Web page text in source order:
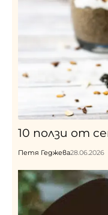
10 ползи от
Петя Геджева28.06.2026